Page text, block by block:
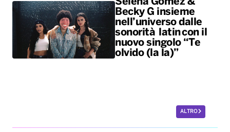
Becky G insieme
nell’universo dalle
sonorità latin con il
nuovo singolo “Te
olvido (la la)”
ALTRO